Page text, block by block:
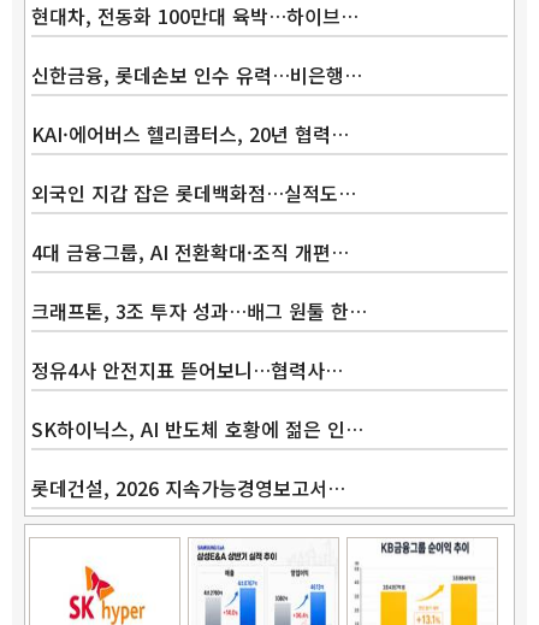
현대차, 전동화 100만대 육박…하이브…
신한금융, 롯데손보 인수 유력…비은행…
KAI·에어버스 헬리콥터스, 20년 협력…
외국인 지갑 잡은 롯데백화점…실적도…
4대 금융그룹, AI 전환확대·조직 개편…
크래프톤, 3조 투자 성과…배그 원툴 한…
정유4사 안전지표 뜯어보니…협력사…
SK하이닉스, AI 반도체 호황에 젊은 인…
롯데건설, 2026 지속가능경영보고서…